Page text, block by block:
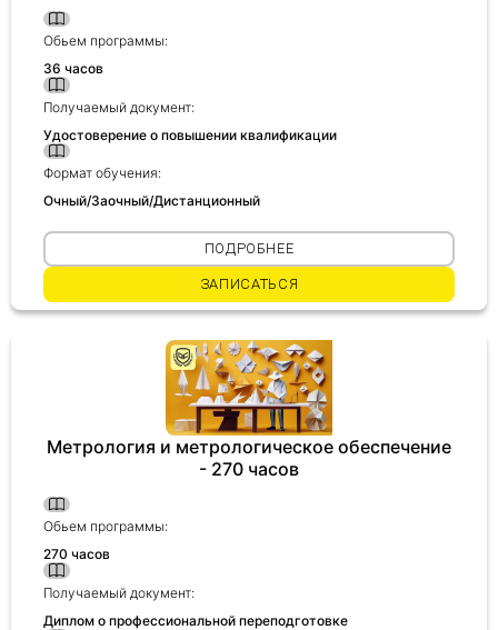
Обьем программы:
36 часов
Получаемый документ:
Удостоверение о повышении квалификации
Формат обучения:
Очный/Заочный/Дистанционный
ПОДРОБНЕЕ
ЗАПИСАТЬСЯ
Метрология и метрологическое обеспечение
- 270 часов
Обьем программы:
270 часов
Получаемый документ:
Диплом о профессиональной переподготовке
Приложите документы
Получить консультацию
Даю согласие наобработку персональных
e-mail рассылку
Получить консультацию
Даю согласие наобработку персональных
e-mail рассылку
Даю согласие наобработку персональных